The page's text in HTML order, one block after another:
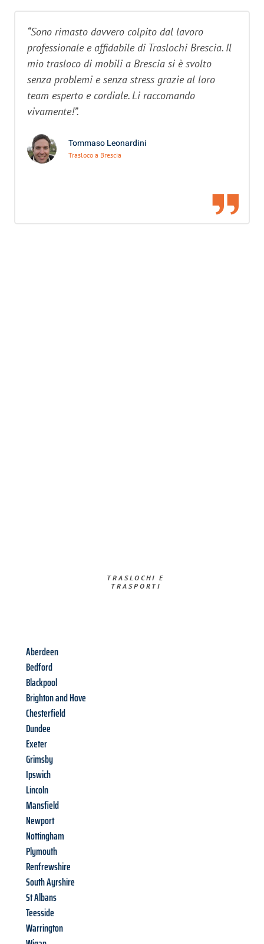
“Sono rimasto davvero colpito dal lavoro
professionale e affidabile di Traslochi Brescia. Il
mio trasloco di mobili a Brescia si è svolto
senza problemi e senza stress grazie al loro
team esperto e cordiale. Li raccomando
vivamente!”.
Tommaso Leonardini
Trasloco a Brescia
TRASLOCHI E
TRASPORTI​
Aberdeen
Bedford
Blackpool
Brighton and Hove
Chesterfield
Dundee
Exeter
Grimsby
Ipswich
Lincoln
Mansfield
Newport
Nottingham
Plymouth
Renfrewshire
South Ayrshire
St Albans
Teesside
Warrington